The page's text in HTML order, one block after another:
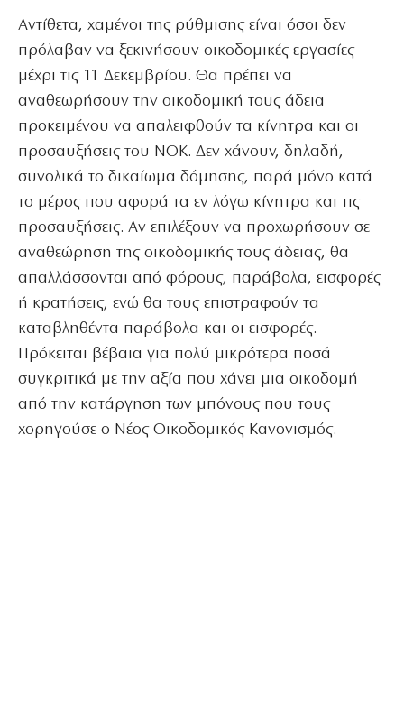
Αντίθετα, χαμένοι της ρύθμισης είναι όσοι δεν
πρόλαβαν να ξεκινήσουν οικοδομικές εργασίες
μέχρι τις 11 Δεκεμβρίου. Θα πρέπει να
αναθεωρήσουν την οικοδομική τους άδεια
προκειμένου να απαλειφθούν τα κίνητρα και οι
προσαυξήσεις του ΝΟΚ. Δεν χάνουν, δηλαδή,
συνολικά το δικαίωμα δόμησης, παρά μόνο κατά
το μέρος που αφορά τα εν λόγω κίνητρα και τις
προσαυξήσεις. Αν επιλέξουν να προχωρήσουν σε
αναθεώρηση της οικοδομικής τους άδειας, θα
απαλλάσσονται από φόρους, παράβολα, εισφορές
ή κρατήσεις, ενώ θα τους επιστραφούν τα
καταβληθέντα παράβολα και οι εισφορές.
Πρόκειται βέβαια για πολύ μικρότερα ποσά
συγκριτικά με την αξία που χάνει μια οικοδομή
από την κατάργηση των μπόνους που τους
χορηγούσε ο Νέος Οικοδομικός Κανονισμός.